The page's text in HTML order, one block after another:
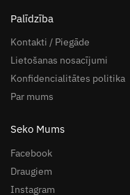
Palīdzība
Kontakti / Piegāde
Lietošanas nosacījumi
Konfidencialitātes politika
Par mums
Seko Mums
Facebook
Draugiem
Instagram